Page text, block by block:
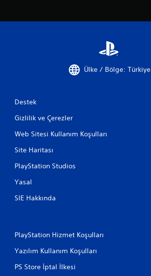
Ülke / Bölge: Türkiye
Destek
Gizlilik ve Çerezler
Web Sitesi Kullanım Koşulları
Site Haritası
PlayStation Studios
Yasal
SIE Hakkında
PlayStation Hizmet Koşulları
Yazılım Kullanım Koşulları
PS Store İptal İlkesi